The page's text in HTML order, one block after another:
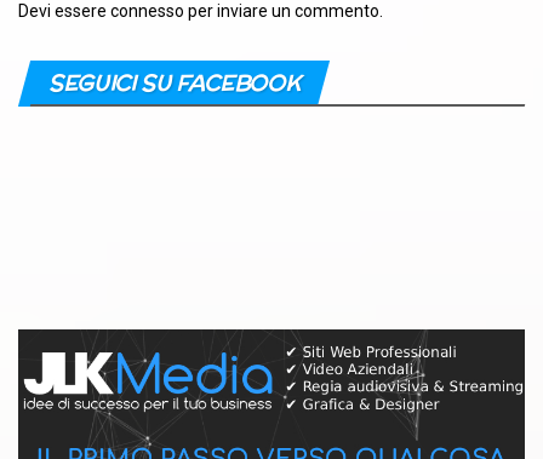
Devi essere connesso per inviare un commento.
SEGUICI SU FACEBOOK